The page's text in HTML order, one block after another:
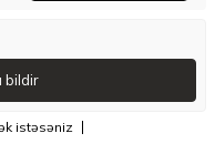
bildir
istəsəniz